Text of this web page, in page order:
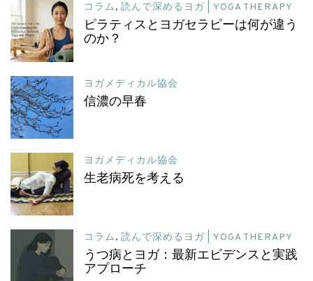
コラム, 読んで深めるヨガ | YOGA THERAPY
ピラティスとヨガセラピーは何が違う
のか？
ヨガメディカル協会
信濃の早春
ヨガメディカル協会
生老病死を考える
コラム, 読んで深めるヨガ | YOGA THERAPY
うつ病とヨガ：最新エビデンスと実践
アプローチ